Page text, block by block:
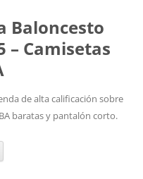
Baloncesto
– Camisetas
de alta calificación sobre
baratas y pantalón corto.